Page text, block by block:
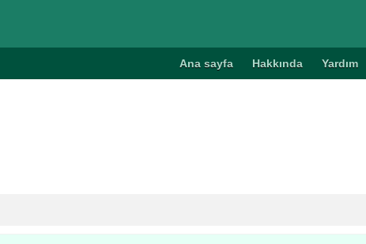
Ana sayfa Hakkında Yardım